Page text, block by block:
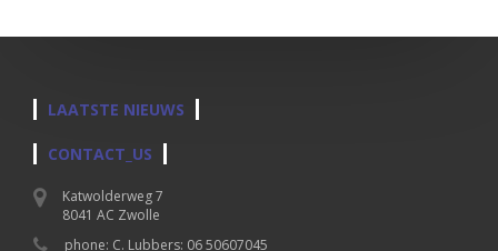
LAATSTE NIEUWS
CONTACT_US
Katwolderweg 7
8041 AC Zwolle
phone: C. Lubbers: 06 50607045